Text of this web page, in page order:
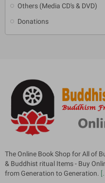
Others (Media CD's & DVD)
Donations
The Online Book Shop for All of
& Buddhist ritual Items - Buy
from Generation to Generation.